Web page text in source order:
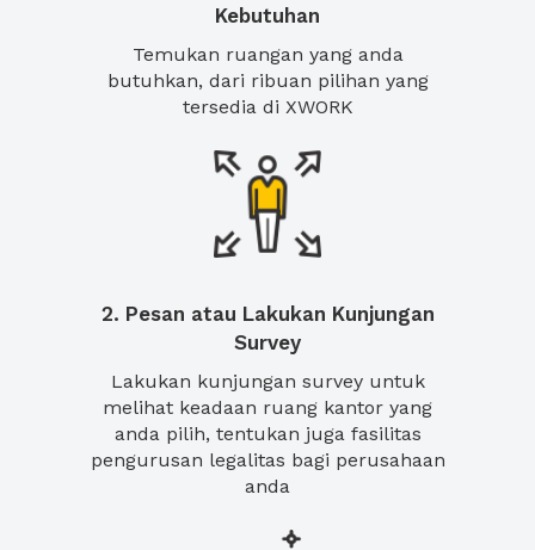
Kebutuhan
Temukan ruangan yang anda
butuhkan, dari ribuan pilihan yang
tersedia di XWORK
2. Pesan atau Lakukan Kunjungan
Survey
Lakukan kunjungan survey untuk
melihat keadaan ruang kantor yang
anda pilih, tentukan juga fasilitas
pengurusan legalitas bagi perusahaan
anda